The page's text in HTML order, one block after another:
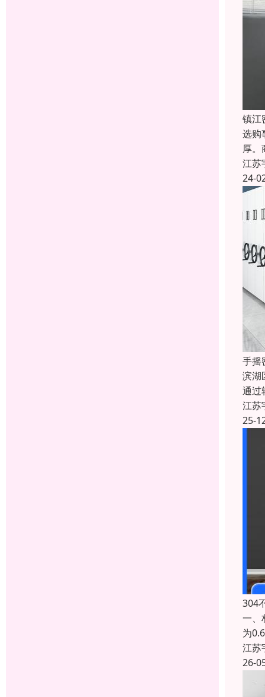
镇江
选购
厚。
江苏
24-
手摇
滨湖
通过
江苏
25-
304
一、
为
江苏
26-